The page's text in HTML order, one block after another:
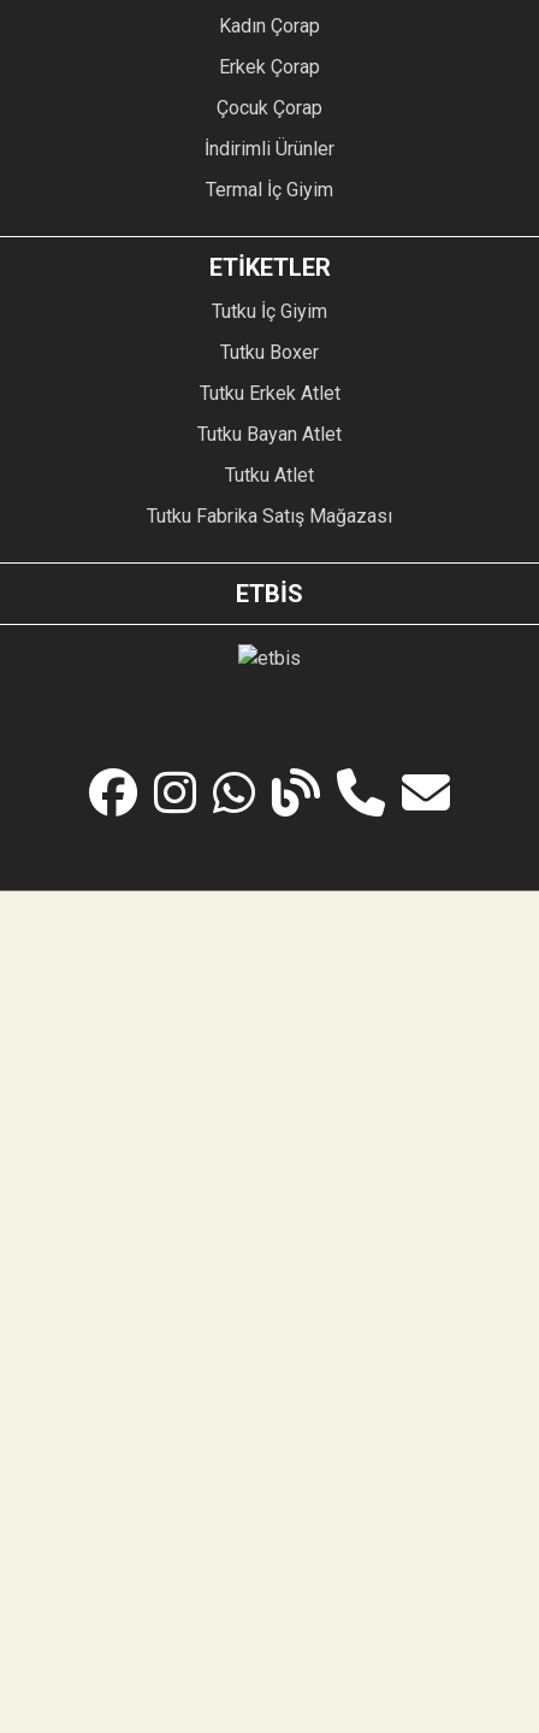
Kadın Çorap
Erkek Çorap
Çocuk Çorap
İndirimli Ürünler
Termal İç Giyim
ETİKETLER
Tutku İç Giyim
Tutku Boxer
Tutku Erkek Atlet
Tutku Bayan Atlet
Tutku Atlet
Tutku Fabrika Satış Mağazası
ETBİS